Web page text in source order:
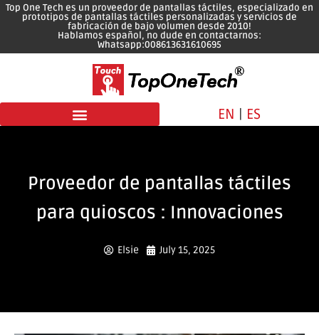
Top One Tech es un proveedor de pantallas táctiles, especializado en
prototipos de pantallas táctiles personalizadas y servicios de
fabricación de bajo volumen desde 2010!
Hablamos español, no dude en contactarnos:
Whatsapp:008613631610695
EN ES
Proveedor de pantallas táctiles
para quioscos : Innovaciones
Elsie July 15, 2025